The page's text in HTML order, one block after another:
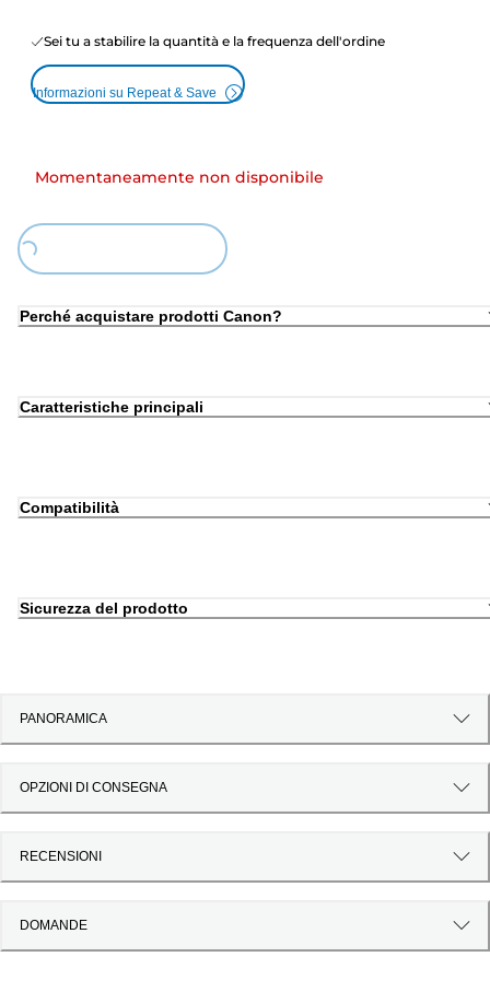
Sei tu a stabilire la quantità e la frequenza dell'ordine
Informazioni su Repeat & Save
Momentaneamente non disponibile
Loading...
Perché acquistare prodotti Canon?
Caratteristiche principali
Compatibilità
Sicurezza del prodotto
PANORAMICA
OPZIONI DI CONSEGNA
RECENSIONI
DOMANDE